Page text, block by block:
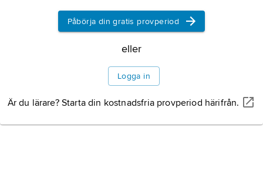
Påbörja din gratis provperiod
eller
Logga in
Är du lärare? Starta din kostnadsfria provperiod härifrån.